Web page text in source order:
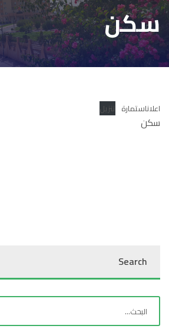
سكن
اعلاناستمارة تنزيل
سكن
Search